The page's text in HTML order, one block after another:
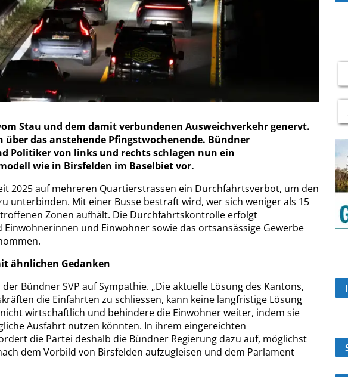
Stau und dem damit verbundenen Ausweichverkehr genervt.
über das anstehende Pfingstwochenende. Bündner
Politiker von links und rechts schlagen nun ein
wie in Birsfelden im Baselbiet vor.
2025 auf mehreren Quartierstrassen ein Durchfahrtsverbot, um den
unterbinden. Mit einer Busse bestraft wird, wer sich weniger als 15
Zonen aufhält. Die Durchfahrtskontrolle erfolgt
und Einwohner sowie das ortsansässige Gewerbe
ähnlichen Gedanken
Bündner SVP auf Sympathie. „Die aktuelle Lösung des Kantons,
die Einfahrten zu schliessen, kann keine langfristige Lösung
nicht wirtschaftlich und behindere die Einwohner weiter, indem sie
Ausfahrt nutzen könnten. In ihrem eingereichten
die Partei deshalb die Bündner Regierung dazu auf, möglichst
dem Vorbild von Birsfelden aufzugleisen und dem Parlament